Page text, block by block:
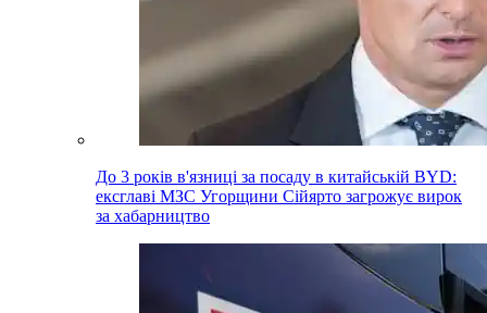
До 3 років в'язниці за посаду в китайській BYD:
ексглаві МЗС Угорщини Сійярто загрожує вирок
за хабарництво